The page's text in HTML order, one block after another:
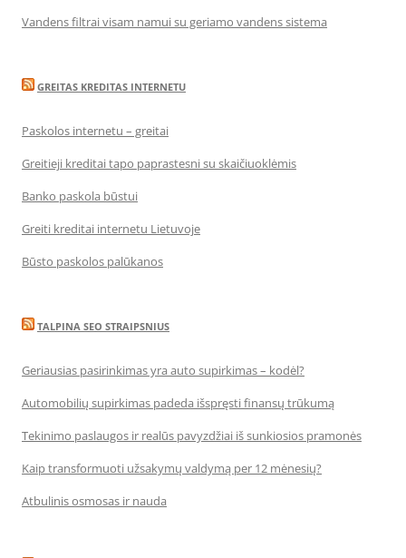
Vandens filtrai visam namui su geriamo vandens sistema
GREITAS KREDITAS INTERNETU
Paskolos internetu – greitai
Greitieji kreditai tapo paprastesni su skaičiuoklėmis
Banko paskola būstui
Greiti kreditai internetu Lietuvoje
Būsto paskolos palūkanos
TALPINA SEO STRAIPSNIUS
Geriausias pasirinkimas yra auto supirkimas – kodėl?
Automobilių supirkimas padeda išspręsti finansų trūkumą
Tekinimo paslaugos ir realūs pavyzdžiai iš sunkiosios pramonės
Kaip transformuoti užsakymų valdymą per 12 mėnesių?
Atbulinis osmosas ir nauda